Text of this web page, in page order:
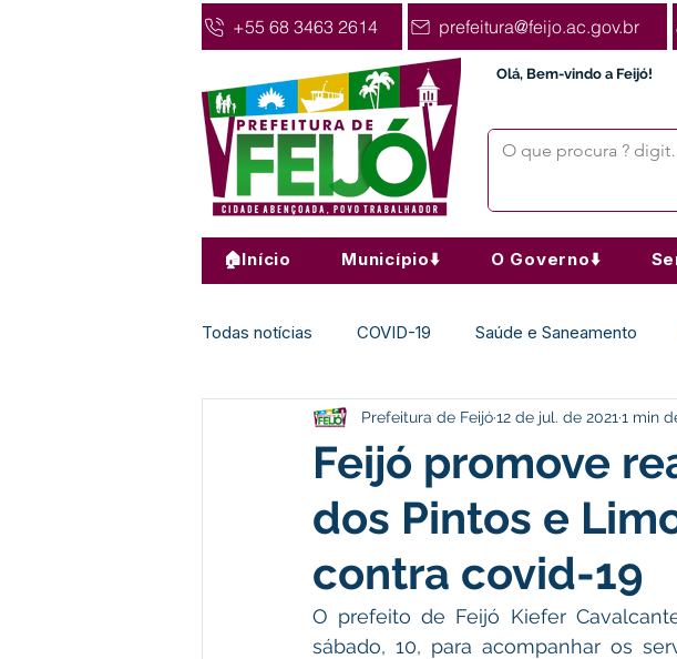
+55 68 3463 2614 prefeitura@feijo.ac.gov.br
Olá, Bem-vindo a Feijó!
🏠Início Município⬇️ O Governo⬇️
Todas notícias COVID-19 Saúde e Saneamento
Agricultura Nota de Pesar Desporto Cultura e
Meio Ambiente e Turismo Datas Comemorativas
Informativo e
Feijó promove
dos Pintos e
contra covid-19
Prefeitura de Feijó12 de jul. de 2021 1 min
O prefeito de Feijó Kiefer
sábado, 10, para acompanhar os